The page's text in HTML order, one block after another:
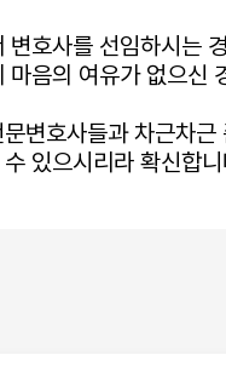
변호사를 선임하시는
마음의 여유가 없으신
변호사들과 차근차
있으시리라 확신합